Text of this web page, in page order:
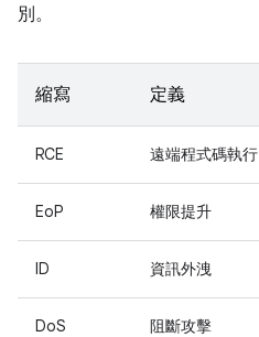
別。
縮寫 定義
RCE 遠端程式碼執行
EoP 權限提升
ID 資訊外洩
DoS 阻斷攻擊